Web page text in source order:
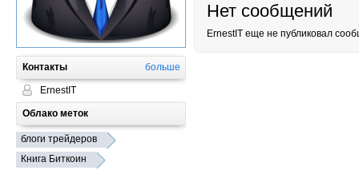
Контакты больше
ErnestIT
Облако меток
блоги трейдеров
Книга Биткоин
Нет сообщений
ErnestIT еще не публиковал